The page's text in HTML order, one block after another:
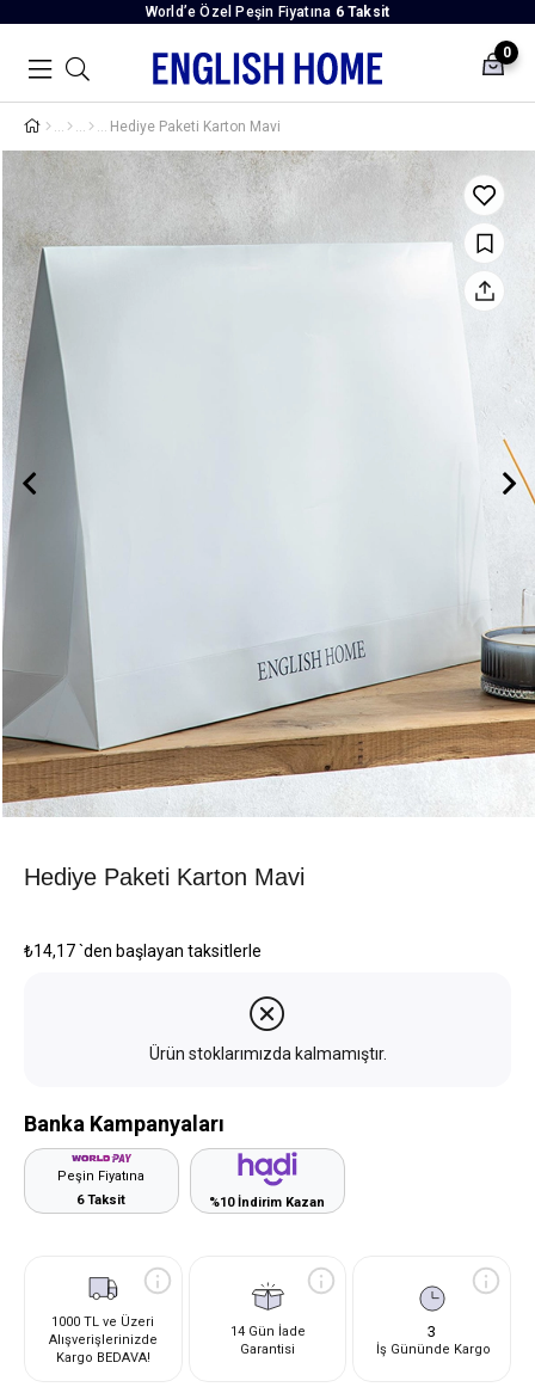
World’e Özel Peşin Fiyatına 6 Taksit
0
Hediye Paketi Karton Mavi
Hediye Paketi Karton Mavi
₺14,17`den başlayan taksitlerle
Ürün stoklarımızda kalmamıştır.
Banka Kampanyaları
Peşin Fiyatına
6 Taksit
%10 İndirim Kazan
1000 TL ve Üzeri
Alışverişlerinizde
Kargo BEDAVA!
14 Gün İade
Garantisi
3
İş Gününde Kargo